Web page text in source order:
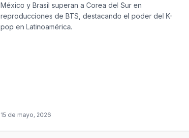
México y Brasil superan a Corea del Sur en
reproducciones de BTS, destacando el poder del K-
pop en Latinoamérica.
15 de mayo, 2026